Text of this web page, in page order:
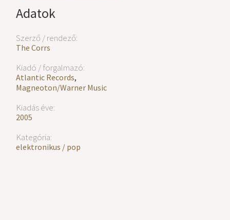
Adatok
Szerző / rendező:
The Corrs
Kiadó / forgalmazó:
Atlantic Records,
Magneoton/Warner Music
Kiadás éve:
2005
Kategória:
elektronikus / pop